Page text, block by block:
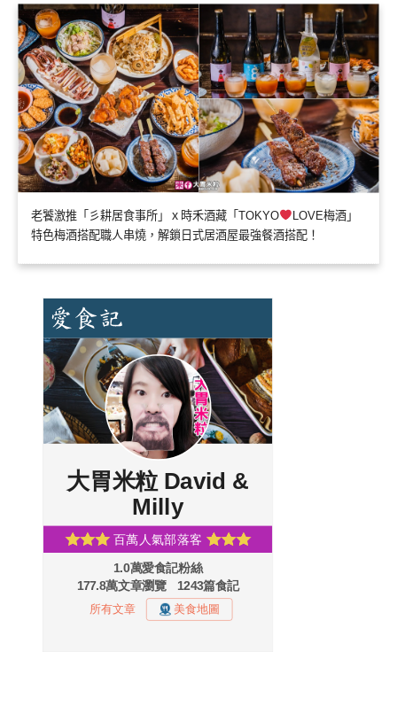
老饕激推「彡耕居食事所」ｘ時禾酒藏「TOKYO
LOVE梅酒」
特色梅酒搭配職人串燒，解鎖日式居酒屋最強餐酒搭配！